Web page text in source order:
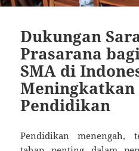
Dukungan
Prasarana
SMA di
Pendidikan
Pendidikan menengah,